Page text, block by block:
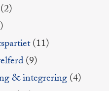
(2)
(11)
(9)
& integrering(4)